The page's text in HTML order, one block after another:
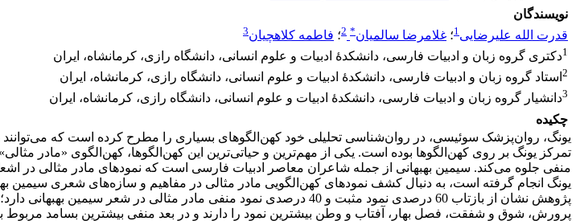
نویسندگان
قدرت الله علیرضایی1؛ غلامرضا سالمیان*
2؛ فاطمه کلاهچیان3
1دکتری گروه زبان و ادبیات فارسی، دانشکدۀ ادبیات و علوم انسانی، دانشگاه رازی، کرمانشاه، ایران
2 استاد گروه زبان و ادبیات فارسی، دانشکدۀ ادبیات و علوم انسانی، دانشگاه رازی، کرمانشاه، ایران
3دانشیار گروه زبان و ادبیات فارسی، دانشکدۀ ادبیات و علوم انسانی، دانشگاه رازی، کرمانشاه، ایران
چکیده
یونگ، روان‌پزشک سوئیسی، در روان‌شناسی تحلیلی خود کهن‌الگوهای بسیاری را مطرح کرده ‌است که
تمرکز یونگ بر روی کهن‌الگوها بوده‌ است. یکی از مهم‌ترین و حیاتی‌ترین این کهن‌الگوها، کهن‌الگوی
منفی جلوه می‌کند. سیمین بهبهانی از جمله شاعران معاصر ادبیات فارسی است که نمودهای مادر مثالی در
یونگ انجام گرفته ‌است، به دنبال کشف نمودهای کهن‌الگویی مادر مثالی در مفاهیم و سازه‌های شعری سیمین
پژوهش نشان از بازتاب 60 درصدی نمود مثبت و 40 درصدی نمود منفی مادر
پرورش، شوق و شفقت، فصل بهار، آفتاب و وطن بیشترین نمود را دارند و در بعد منفی بیشترین بسامد